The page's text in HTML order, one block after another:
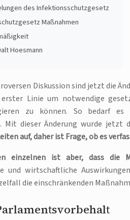
des Infektionsschutzgesetz
Maßnahmen
Hoesmann
Diskussion sind jetzt die
Linie um notwendige
zu können. So bedarf es
Mit dieser Änderung wurde jetzt
auf, daher ist Frage, ob es
einzelnen ist aber, dass die
und wirtschaftliche
die einschränkenden